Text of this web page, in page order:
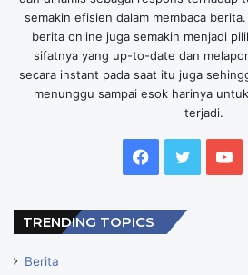
semakin efisien dalam membaca
berita online juga semakin menjadi
sifatnya yang up-to-date dan
secara instant pada saat itu juga
menunggu sampai esok harinya
terjadi.
Facebook
Twitter
TRENDING TOPICS
Berita